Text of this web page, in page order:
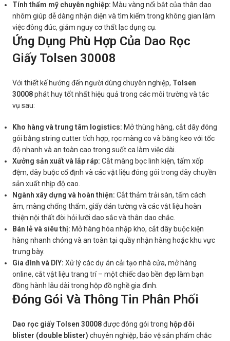
Tính thẩm mỹ chuyên nghiệp: Màu vàng nổi bật của thân dao
nhôm giúp dễ dàng nhận diện và tìm kiếm trong không gian làm
việc đông đúc, giảm nguy cơ thất lạc dụng cụ.
Ứng Dụng Phù Hợp Của Dao Rọc
Giấy Tolsen 30008
Với thiết kế hướng đến người dùng chuyên nghiệp, Tolsen
30008phát huy tốt nhất hiệu quả trong các môi trường và tác
vụ sau:
Kho hàng và trung tâm logistics: Mở thùng hàng, cắt dây đóng
gói bằng string cutter tích hợp, rọc màng co và băng keo với tốc
độ nhanh và an toàn cao trong suốt ca làm việc dài.
Xưởng sản xuất và lắp ráp: Cắt màng bọc linh kiện, tấm xốp
đệm, dây buộc cố định và các vật liệu đóng gói trong dây chuyền
sản xuất nhịp độ cao.
Ngành xây dựng và hoàn thiện: Cắt thảm trải sàn, tấm cách
âm, màng chống thấm, giấy dán tường và các vật liệu hoàn
thiện nội thất đòi hỏi lưỡi dao sắc và thân dao chắc.
Bán lẻ và siêu thị: Mở hàng hóa nhập kho, cắt dây buộc kiện
hàng nhanh chóng và an toàn tại quầy nhận hàng hoặc khu vực
trưng bày.
Gia đình và DIY: Xử lý các dự án cải tạo nhà cửa, mở hàng
online, cắt vật liệu trang trí – một chiếc dao bền đẹp làm bạn
đồng hành lâu dài trong hộp đồ nghề gia đình.
Đóng Gói Và Thông Tin Phân Phối
Dao rọc giấy Tolsen 30008được đóng gói trong hộp đôi
blister (double blister) chuyên nghiệp, bảo vệ sản phẩm chắc